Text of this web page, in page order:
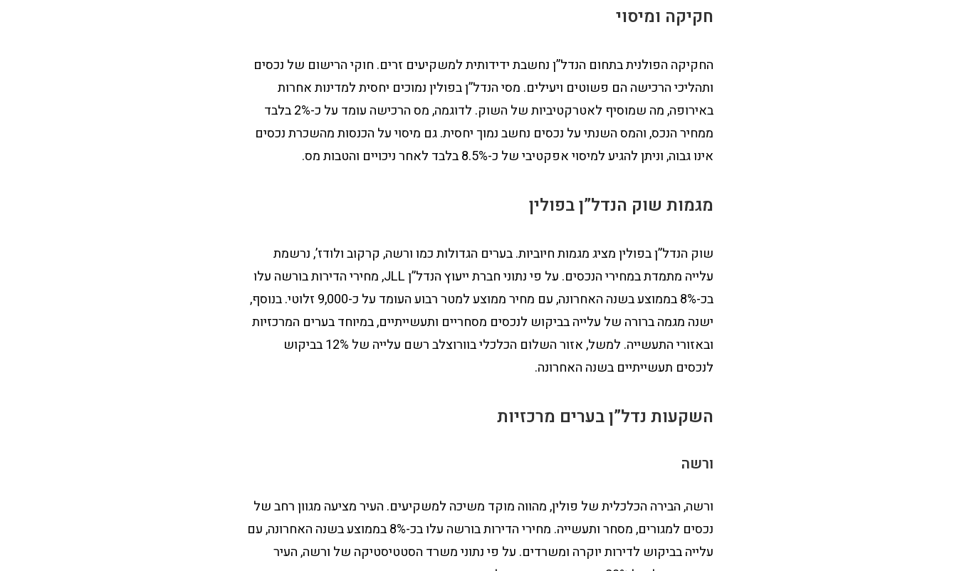
חקיקה ומיסוי
החקיקה הפולנית בתחום הנדל”ן נחשבת ידידותית למשקיעים זרים. חוקי הרישום של נכסים
ותהליכי הרכישה הם פשוטים ויעילים. מסי הנדל”ן בפולין נמוכים יחסית למדינות אחרות
באירופה, מה שמוסיף לאטרקטיביות של השוק. לדוגמה, מס הרכישה עומד על כ-2% בלבד
ממחיר הנכס, והמס השנתי על נכסים נחשב נמוך יחסית. גם מיסוי על הכנסות מהשכרת נכסים
אינו גבוה, וניתן להגיע למיסוי אפקטיבי של כ-8.5% בלבד לאחר ניכויים והטבות מס.
מגמות שוק הנדל”ן בפולין
שוק הנדל”ן בפולין מציג מגמות חיוביות. בערים הגדולות כמו ורשה, קרקוב ולודז’, נרשמת
עלייה מתמדת במחירי הנכסים. על פי נתוני חברת ייעוץ הנדל”ן JLL, מחירי הדירות בורשה עלו
בכ-8% בממוצע בשנה האחרונה, עם מחיר ממוצע למטר רבוע העומד על כ-9,000 זלוטי. בנוסף,
ישנה מגמה ברורה של עלייה בביקוש לנכסים מסחריים ותעשייתיים, במיוחד בערים המרכזיות
ובאזורי התעשייה. למשל, אזור השלום הכלכלי בוורוצלב רשם עלייה של 12% בביקוש
לנכסים תעשייתיים בשנה האחרונה.
השקעות נדל”ן בערים מרכזיות
ורשה
ורשה, הבירה הכלכלית של פולין, מהווה מוקד משיכה למשקיעים. העיר מציעה מגוון רחב של
נכסים למגורים, מסחר ותעשייה. מחירי הדירות בורשה עלו בכ-8% בממוצע בשנה האחרונה, עם
עלייה בביקוש לדירות יוקרה ומשרדים. על פי נתוני משרד הסטטיסטיקה של ורשה, העיר